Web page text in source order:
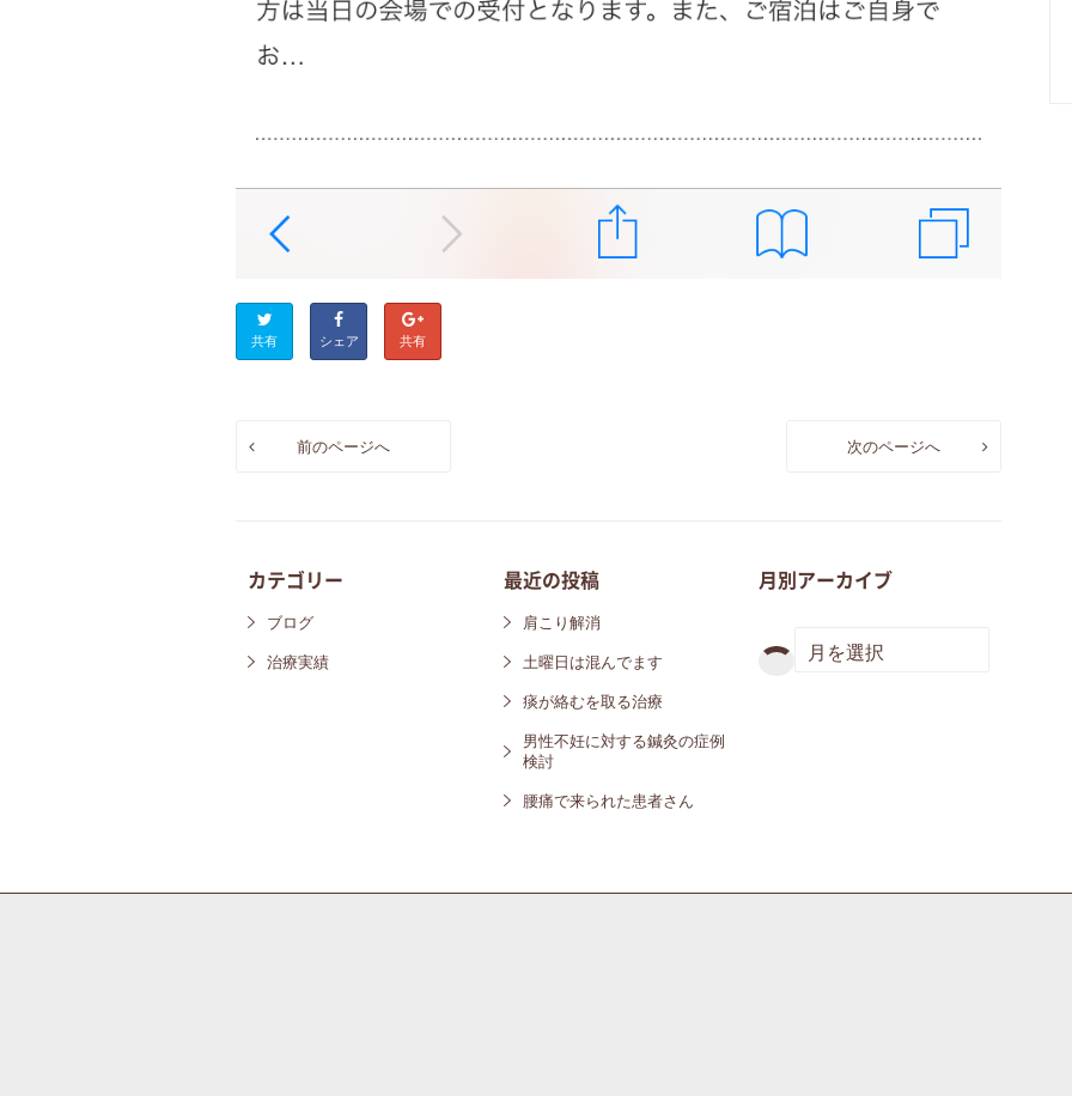
共有 シェア 共有
前のページへ 次のページへ
カテゴリー
ブログ
治療実績
最近の投稿
肩こり解消
土曜日は混んでます
痰が絡むを取る治療
男性不妊に対する鍼灸の症例
検討
腰痛で来られた患者さん
月別アーカイブ